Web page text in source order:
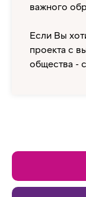
важного
Если Вы
проекта с
общества -